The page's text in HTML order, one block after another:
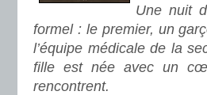
Une nuit
formel : le premier, un
l’équipe médicale de la
fille est née avec un
rencontrent.